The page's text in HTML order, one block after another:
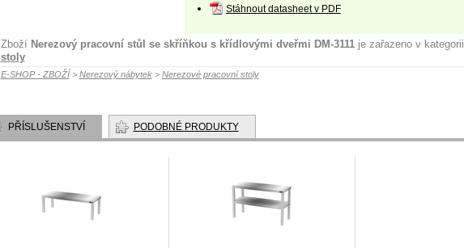
Stáhnout datasheet v PDF
Zboží Nerezový pracovní stůl se skříňkou s křídlovými dveřmi DM-3111je zařazeno v kategorii
stoly
E-SHOP - ZBOŽÍ> Nerezový nábytek> Nerezové pracovní stoly
PŘÍSLUŠENSTVÍ PODOBNÉ PRODUKTY